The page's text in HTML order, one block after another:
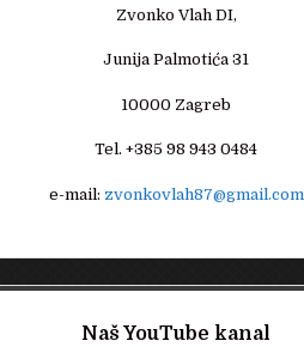
Zvonko Vlah DI,
Junija Palmotića 31
10000 Zagreb
Tel. +385 98 943 0484
e-mail: zvonkovlah87@gmail.com
Naš YouTube kanal